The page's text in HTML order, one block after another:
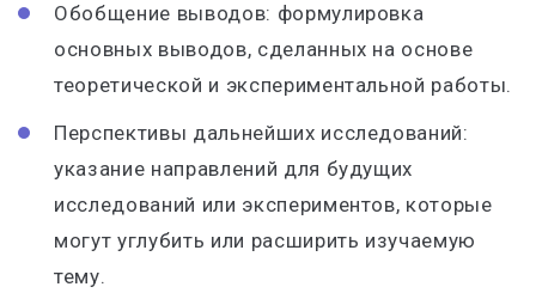
Обобщение выводов: формулировка
основных выводов, сделанных на основе
теоретической и экспериментальной работы.
Перспективы дальнейших исследований:
указание направлений для будущих
исследований или экспериментов, которые
могут углубить или расширить изучаемую
тему.